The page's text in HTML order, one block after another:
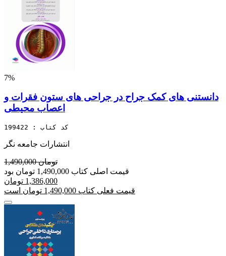
7%
دانستنی های کمک جراح در جراحی های ستون فقرات و
اعصاب محیطی
کد کتاب : 199422
انتشارات جامعه نگر
1,490,000 تومان
قیمت اصلی کتاب 1,490,000 تومان بود
1,386,000 تومان
قیمت فعلی کتاب 1,490,000 تومان است